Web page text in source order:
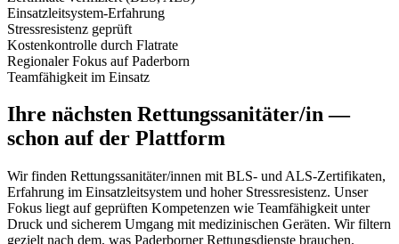
Einsatzleitsystem-Erfahrung
Stressresistenz geprüft
Kostenkontrolle durch Flatrate
Regionaler Fokus auf Paderborn
Teamfähigkeit im Einsatz
Ihre nächsten Rettungssanitäter/in—
schon auf der Plattform
Wir finden Rettungssanitäter/innen mit BLS- und ALS-Zertifikaten,
Erfahrung im Einsatzleitsystem und hoher Stressresistenz. Unser
Fokus liegt auf geprüften Kompetenzen wie Teamfähigkeit unter
Druck und sicherem Umgang mit medizinischen Geräten. Wir filtern
gezielt nach dem, was Paderborner Rettungsdienste brauchen.